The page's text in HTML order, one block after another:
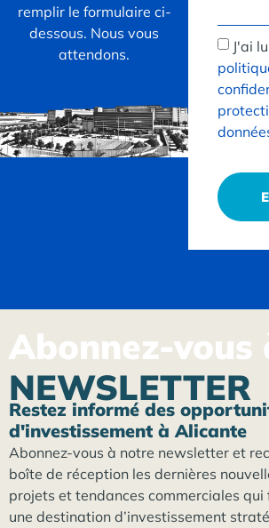
remplir le formulaire ci-
dessous. Nous vous
attendons.
J'ai
Abonnez-vous
NEWSLETTER
Restez informé des
d'investissement à Alicante
Abonnez-vous à notre newsletter et
boîte de réception les dernières
projets et tendances commerciales qui
une destination d’investissement